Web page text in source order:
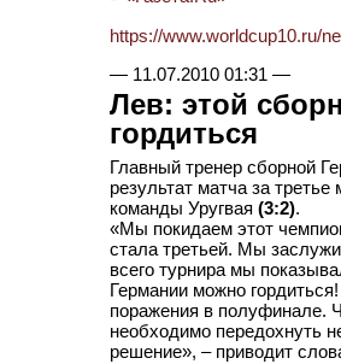
https://www.worldcup10.ru/
— 11.07.2010 01:31 —
Лев: этой
гордиться
Главный тренер сборной
результат матча за
команды Уругвая (3:2).
«Мы покидаем этот
стала третьей. Мы
всего турнира мы
Германии можно
поражения в полуфинале.
необходимо передохнуть
решение», – приводит